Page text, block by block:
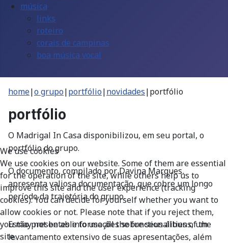
música
links
roteiro
corais de campinas
boa música vocal
home|o grupo|portfólio|novidades|portfólio
portfólio
O Madrigal In Casa disponibilizou, em seu portal, o
portfólio do grupo.
O documento, compilado por Davina Marques,
apresenta valiosa documentação, que cobre um longo
período da trajetória do grupo.
Estão presentes informações sobre seus álbuns, um
levantamento extensivo de suas apresentações, além
We use cookies
We use cookies on our website. Some of them are essential
for the operation of the site, while others help us to
improve this site and the user experience (tracking
cookies). You can decide for yourself whether you want to
allow cookies or not. Please note that if you reject them,
you may not be able to use all the functionalities of the
site.